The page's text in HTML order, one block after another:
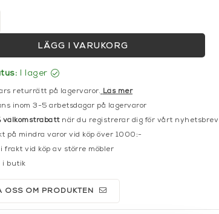
LÄGG I VARUKORG
I lager
returrätt på lagervaror. Läs mer
inom 3-5 arbetsdagar på lagervaror
välkomstrabattnär du registrerar dig för vårt nyhetsbrev
på mindra varor vid köp över 1000:-
frakt vid köp av större möbler
i butik
OSS OM PRODUKTEN